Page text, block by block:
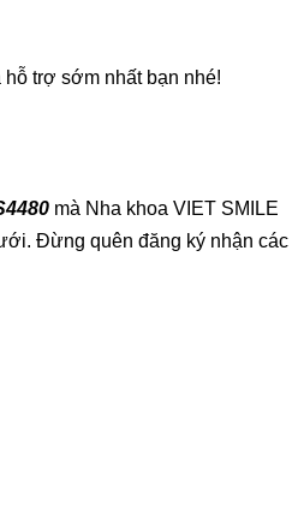
trợ sớm nhất bạn nhé!
mà Nha khoa VIET SMILE
Đừng quên đăng ký nhận các